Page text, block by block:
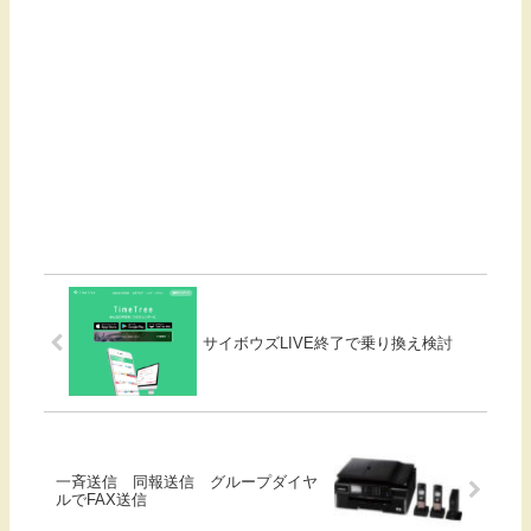
サイボウズLIVE終了で乗り換え検討
一斉送信 同報送信 グループダイヤ
ルでFAX送信